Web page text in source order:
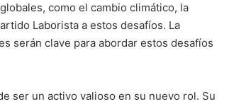
como el cambio climático, la
Laborista a estos desafíos. La
serán clave para abordar estos desafíos
ser un activo valioso en su nuevo rol. Su